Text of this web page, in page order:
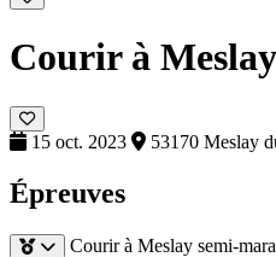
Courir à Meslay
15 oct. 2023 53170 Meslay
Épreuves
Courir à Meslay semi-